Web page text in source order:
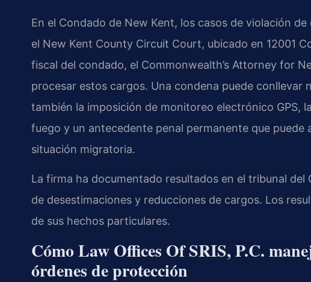
En el Condado de New Kent, los casos de violación
el New Kent County Circuit Court, ubicado en 12001
fiscal del condado, el Commonwealth’s Attorney for
procesar estos cargos. Una condena puede conllevar
también la imposición de monitoreo electrónico GPS,
fuego y un antecedente penal permanente que puede
situación migratoria.
La firma ha documentado resultados en el tribunal
de desestimaciones y reducciones de cargos. Los
de sus hechos particulares.
Cómo Law Offices Of SRIS, P.C.
órdenes de protección